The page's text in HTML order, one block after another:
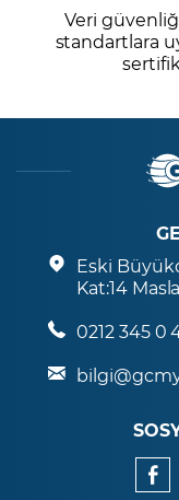
Veri
standartlara
Eski
Kat:14
0212 345 0